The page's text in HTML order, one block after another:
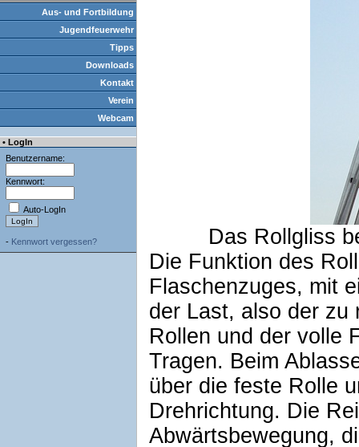
Aus- und Fortbildung
Jugendfeuerwehr
Tipps
Downloads
Kontakt
Verein
Webcam
• LogIn
Benutzername:
Kennwort:
Auto-LogIn
- Kennwort vergessen?
Das Rollgliss
Die Funktion des
Flaschenzuges, mit
der Last, also der zu
Rollen und der volle
Tragen. Beim
über die feste Rolle
Drehrichtung. Die
Abwärtsbewegung,